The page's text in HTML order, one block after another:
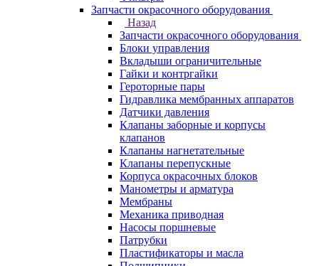
Запчасти окрасочного оборудования
Назад
Запчасти окрасочного оборудования
Блоки управления
Вкладыши ограничительные
Гайки и контргайки
Героторные пары
Гидравлика мембранных аппаратов
Датчики давления
Клапаны заборные и корпусы
клапанов
Клапаны нагнетательные
Клапаны перепускные
Корпуса окрасочных блоков
Манометры и арматура
Мембраны
Механика приводная
Насосы поршневые
Патрубки
Пластификаторы и масла